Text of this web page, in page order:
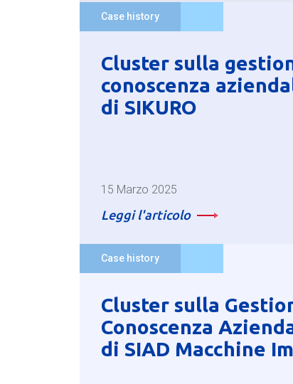
Case history
Cluster sulla
conoscenza
di SIKURO
15 Marzo 2025
Leggi l'articolo
Case history
Cluster sulla
Conoscenza
di SIAD Macchine